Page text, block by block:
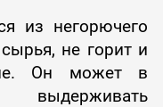
из негорючего
не горит и
Он может в